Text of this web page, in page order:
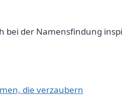
bei der Namensfindung
die verzaubern